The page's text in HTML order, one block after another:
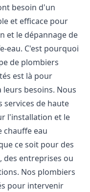
besoin d'un
et efficace pour
et le dépannage de
eau. C'est pourquoi
de plombiers
est là pour
leurs besoins. Nous
services de haute
l'installation et le
chauffe eau
ce soit pour des
des entreprises ou
Nos plombiers
pour intervenir